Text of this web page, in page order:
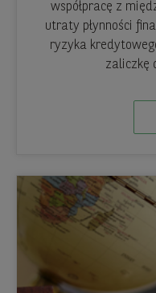
współpracę z
utraty płynności
ryzyka
zaliczkę